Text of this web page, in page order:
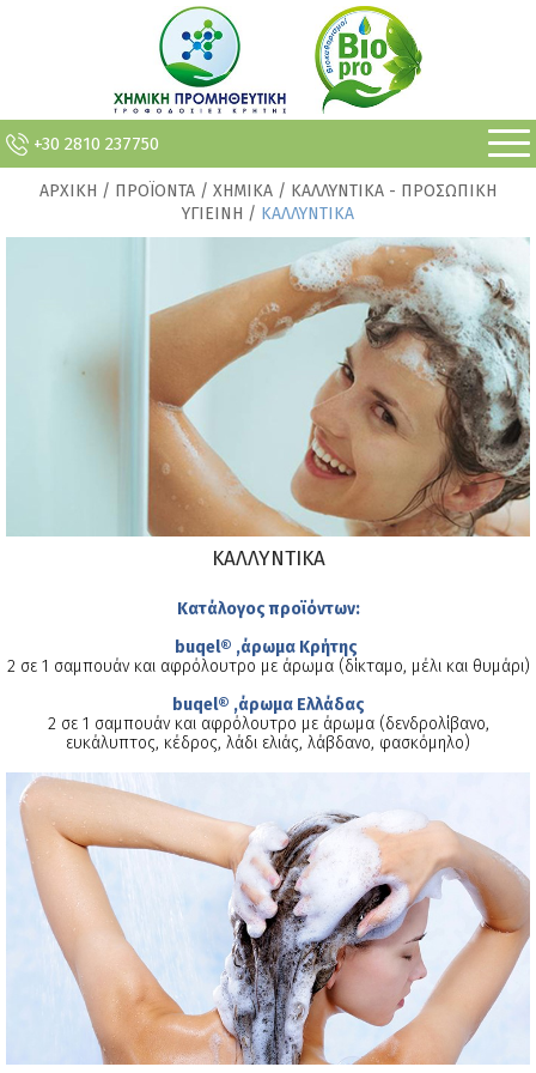
+30 2810 237750
ΑΡΧΙΚΗ / ΠΡΟΪΟΝΤΑ / ΧΗΜΙΚΑ / ΚΑΛΛΥΝΤΙΚΑ - ΠΡΟΣΩΠΙΚΗ
ΥΓΙΕΙΝΗ / ΚΑΛΛΥΝΤΙΚΑ
ΚΑΛΛΥΝΤΙΚΑ
Κατάλογος προϊόντων:
buqel® ,άρωμα Κρήτης
2 σε 1 σαμπουάν και αφρόλουτρο με άρωμα (δίκταμο, μέλι και θυμάρι)
buqel® ,άρωμα Ελλάδας
2 σε 1 σαμπουάν και αφρόλουτρο με άρωμα (δενδρολίβανο,
ευκάλυπτος, κέδρος, λάδι ελιάς, λάβδανο, φασκόμηλο)